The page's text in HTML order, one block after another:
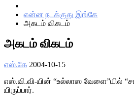
என்ன நடக்குது இங்கே
அகடம் விகடம்
அகடம் விகடம்
எஸ்.கே 2004-10-15
எஸ்.வி.வி-யின் “உல்லாஸ வேளை”யில்
யிருப்பார்.